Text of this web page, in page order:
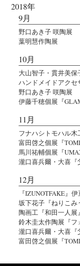
2018年
9月
野口あき子 咲陶展
葉明慧作陶展
10月
大山智子・貫井美
ハンドメイドアクセ
野口あき子 咲陶展
伊藤千穂個展『
11月
フナハシトモハル木
富田啓之個展『
馬川祐輔個展『
瀧口喜兵爾・大喜『
12月
『IZUNOTFAKE』
坂下花子『ねりこみ
陶画工『和田一人展』
鈴木圭太作陶展『フ
瀧口喜兵爾・大喜『
富田啓之個展『